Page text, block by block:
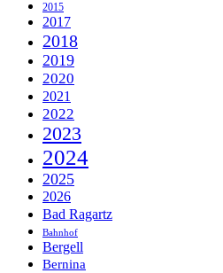
2015
2017
2018
2019
2020
2021
2022
2023
2024
2025
2026
Bad Ragartz
Bahnhof
Bergell
Bernina